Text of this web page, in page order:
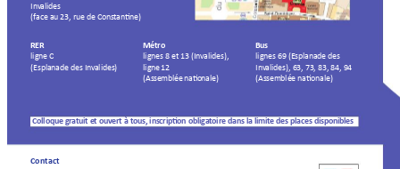
Contact
Invalides
(face au 23, rue de Constanne)
RER
ligne C
(Esplanade des Invalides)
Métro
lignes 8 et 13 (Invalides),
ligne 12
(Assemblée naonale)
Bus
lignes 69 (Esplanade des
Invalides), 63, 73, 83, 84, 94
(Assemblée naonale)
Colloque gratuit et ouvert à tous, inscripon obligatoire dans la limite des places disponibles